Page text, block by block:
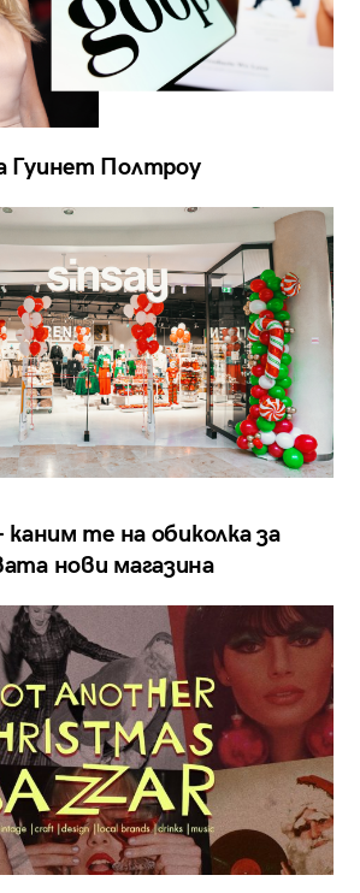
Гуинет Полтроу
каним те на обиколка за
нови магазина